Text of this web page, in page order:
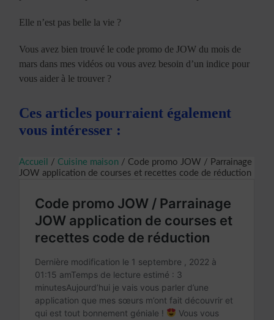
Elle n’est pas belle la vie ?
Vous avez bien trouvé le code promo de JOW du mois de
mars dans mes vidéos ou vous avez besoin d’un indice pour
vous aider à le trouver ?
Ces articles pourraient également
vous intéresser :